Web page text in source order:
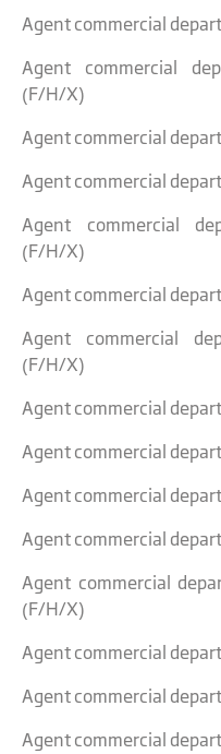
Agent commercial
Agent commercial
(F/H/X)
Agent commercial
Agent commercial
Agent commercial
(F/H/X)
Agent commercial
Agent commercial
(F/H/X)
Agent commercial
Agent commercial
Agent commercial
Agent commercial
Agent commercial
(F/H/X)
Agent commercial
Agent commercial
Agent commercial